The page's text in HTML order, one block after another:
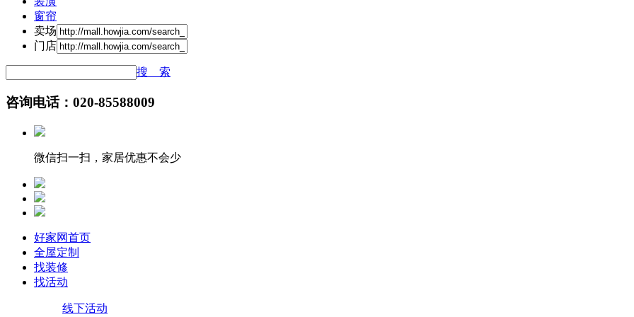
窗帘
卖场
门店
搜 索
咨询电话：020-85588009
微信扫一扫，家居优惠不会少
好家网首页
全屋定制
找装修
找活动
线下活动